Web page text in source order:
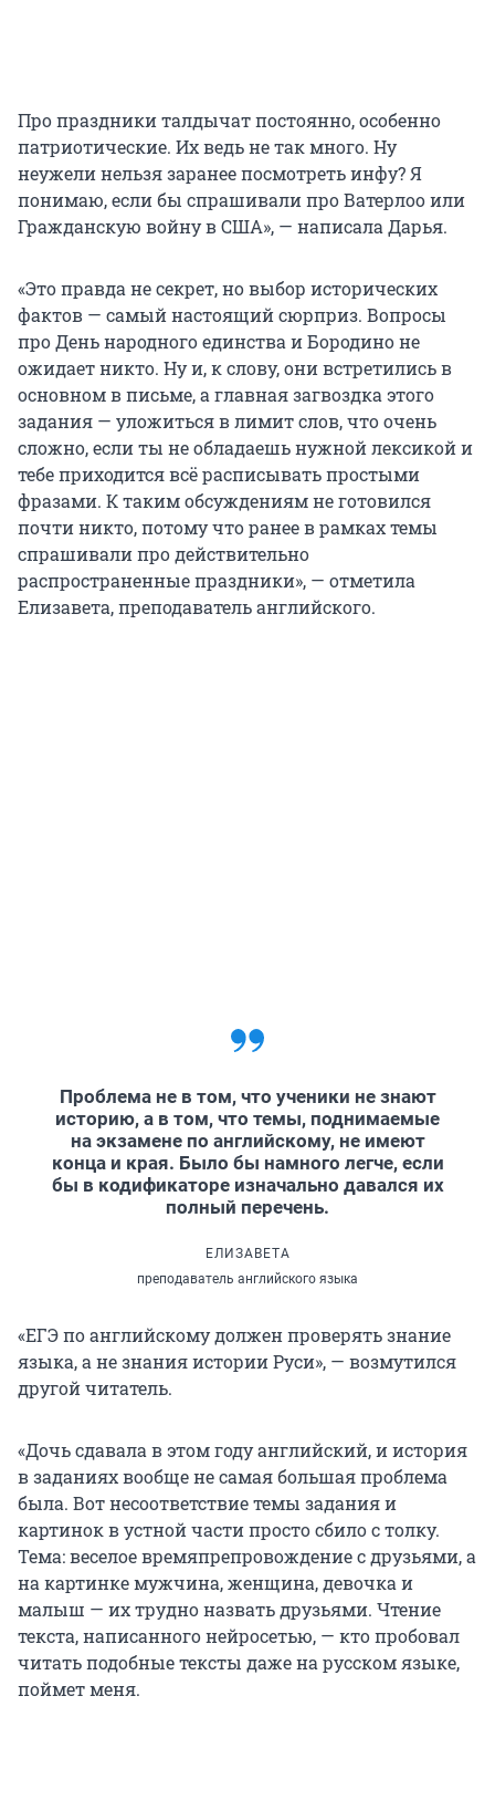
Про праздники талдычат постоянно, особенно
патриотические. Их ведь не так много. Ну
неужели нельзя заранее посмотреть инфу? Я
понимаю, если бы спрашивали про Ватерлоо или
Гражданскую войну в США», — написала Дарья.
«Это правда не секрет, но выбор исторических
фактов — самый настоящий сюрприз. Вопросы
про День народного единства и Бородино не
ожидает никто. Ну и, к слову, они встретились в
основном в письме, а главная загвоздка этого
задания — уложиться в лимит слов, что очень
сложно, если ты не обладаешь нужной лексикой и
тебе приходится всё расписывать простыми
фразами. К таким обсуждениям не готовился
почти никто, потому что ранее в рамках темы
спрашивали про действительно
распространенные праздники», — отметила
Елизавета, преподаватель английского.
Проблема не в том, что ученики не знают
историю, а в том, что темы, поднимаемые
на экзамене по английскому, не имеют
конца и края. Было бы намного легче, если
бы в кодификаторе изначально давался их
полный перечень.
ЕЛИЗАВЕТА
преподаватель английского языка
«ЕГЭ по английскому должен проверять знание
языка, а не знания истории Руси», — возмутился
другой читатель.
«Дочь сдавала в этом году английский, и история
в заданиях вообще не самая большая проблема
была. Вот несоответствие темы задания и
картинок в устной части просто сбило с толку.
Тема: веселое времяпрепровождение с друзьями, а
на картинке мужчина, женщина, девочка и
малыш — их трудно назвать друзьями. Чтение
текста, написанного нейросетью, — кто пробовал
читать подобные тексты даже на русском языке,
поймет меня.